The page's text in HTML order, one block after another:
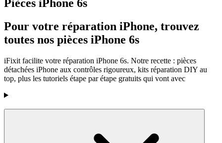
Pièces iPhone 6s
Pour votre réparation iPhone, trouvez
toutes nos pièces iPhone 6s
iFixit facilite votre réparation iPhone 6s. Notre recette : pièces
détachées iPhone aux contrôles rigoureux, kits réparation DIY au
top, plus les tutoriels étape par étape gratuits qui vont avec
Products